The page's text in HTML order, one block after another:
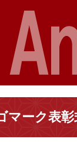
マーク表